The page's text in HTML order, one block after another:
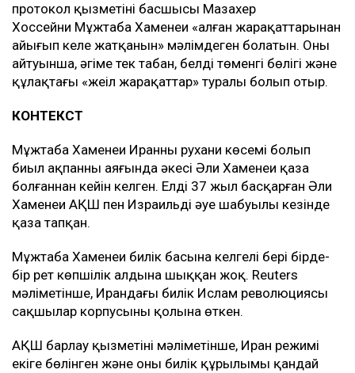
протокол қызметінің басшысы Мазахер
Хоссейни Мұжтаба Хаменеи «алған жарақаттарынан
айығып келе жатқанын» мәлімдеген болатын. Оның
айтуынша, әңгіме тек табан, белдің төменгі бөлігі және
құлақтағы «жеңіл жарақаттар» туралы болып отыр.
КОНТЕКСТ
Мұжтаба Хаменеи Иранның рухани көсемі болып
биыл ақпанның аяғында әкесі Әли Хаменеи қаза
болғаннан кейін келген. Елді 37 жыл басқарған Әли
Хаменеи АҚШ пен Израильдің әуе шабуылы кезінде
қаза тапқан.
Мұжтаба Хаменеи билік басына келгелі бері бірде-
бір рет көпшілік алдына шыққан жоқ. Reuters
мәліметінше, Ирандағы билік Ислам революциясы
сақшылар корпусының қолына өткен.
АҚШ барлау қызметінің мәліметінше, Иран режимі
екіге бөлінген және оның билік құрылымы қандай